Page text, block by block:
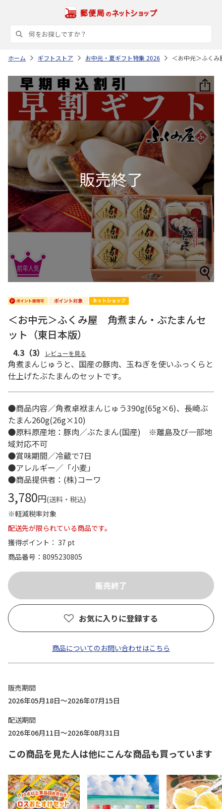
ホーム ギフトストア お中元・夏ギフト特集 2026 ＜お中元＞ふく
＜お中元＞ふくみ屋 角煮まん・ぶたまんセ
ット（東日本版）
4.3 （3） レビューを見る
角煮まんじゅうと、国産の豚肉、玉ねぎを使いふっくらと
仕上げたぶたまんのセットです。
●商品内容／角煮卓袱まんじゅう390g(65g×6)、長崎ぶ
たまん260g(26g×10)
●原料原産地：豚肉／ぶたまん(国産) ※離島及び一部地
域対応不可
●賞味期間／冷蔵で7日
●アレルギー／「小麦」
●商品提供者：(株)コーワ
3,780円(送料・税込)
※軽減税率対象
配送先が限られている商品です。
獲得ポイント： 37 pt
商品番号
8095230805
お気に入りに登録する
商品についてのお問い合わせはこちら
販売期間
2026年05月18日～2026年07月15日
配送期間
2026年06月11日～2026年08月31日
この商品を見た人は他にこんな商品も買っています